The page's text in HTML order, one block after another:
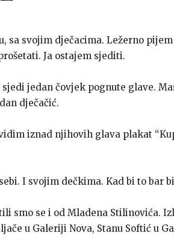
sa svojim dječacima. Ležerno
Ja ostajem sjediti.
jedan čovjek pognute glave.
dječačić.
iznad njihovih glava plakat
I svojim dečkima. Kad bi to bar
smo se i od Mladena Stilinovića.
u Galeriji Nova, Stanu Softić u